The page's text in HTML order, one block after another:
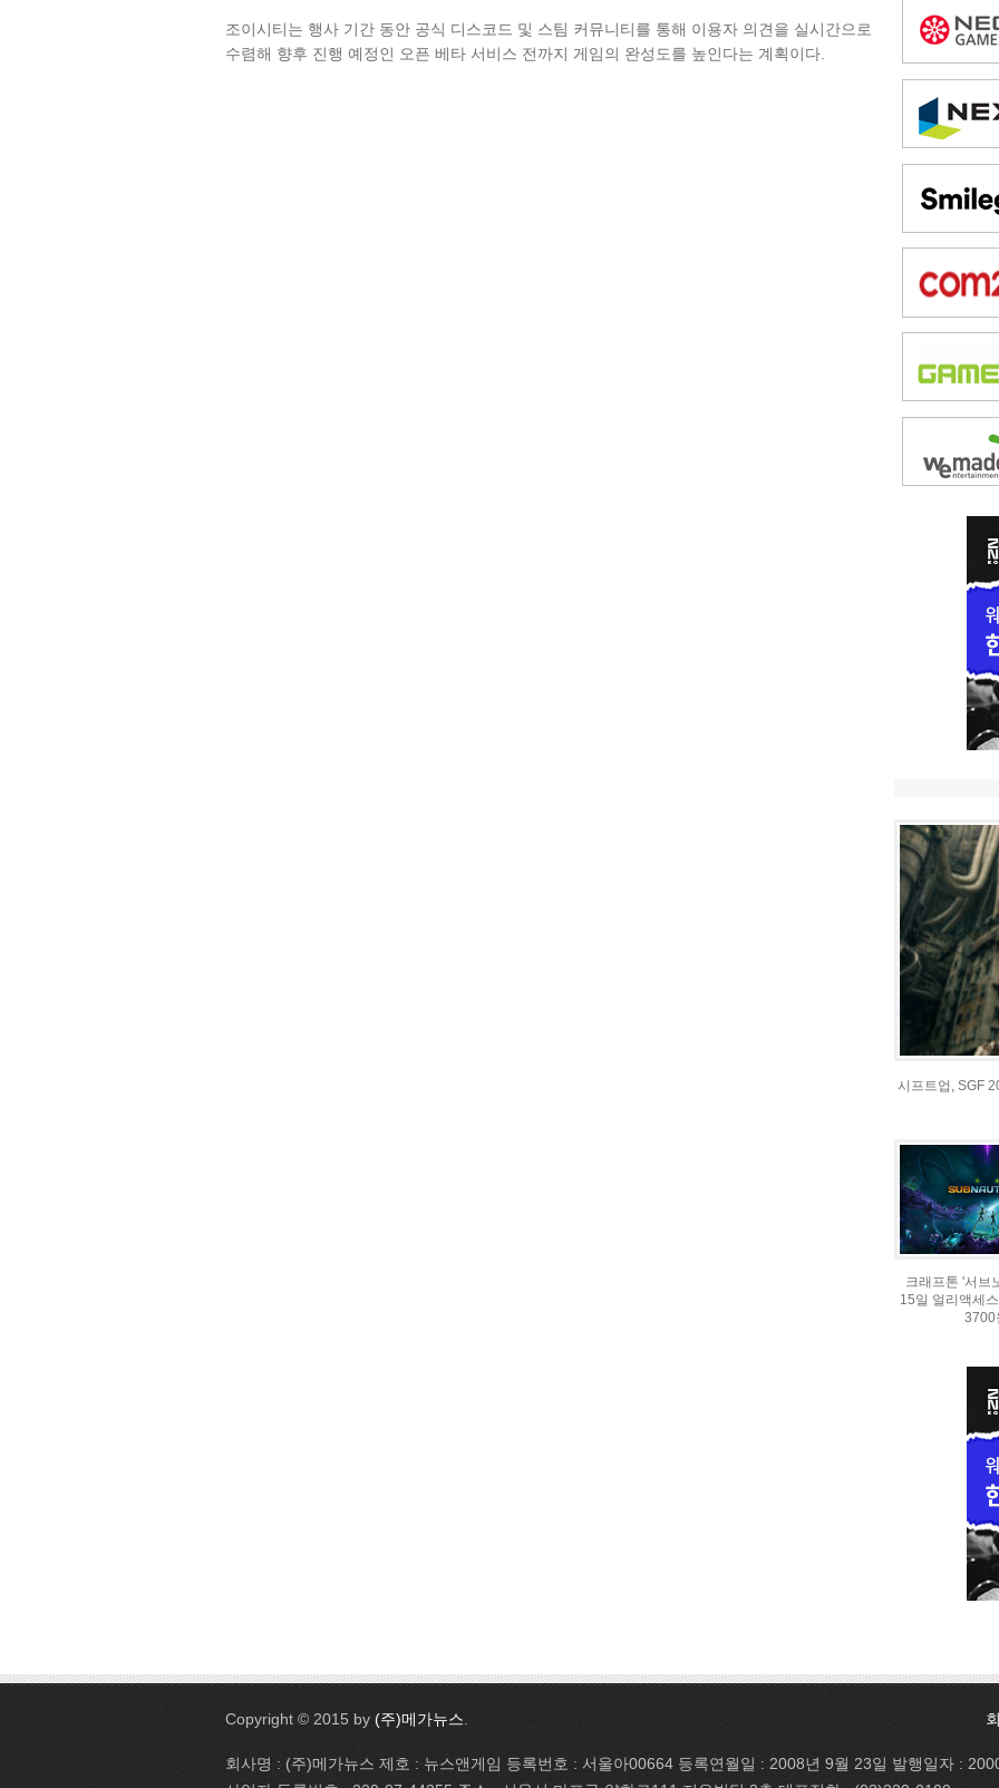
조이시티는 행사 기간 동안 공식 디스코드 및 스팀 커뮤니티를 통해 이용자 의견을 실시간으로
수렴해 향후 진행 예정인 오픈 베타 서비스 전까지 게임의 완성도를 높인다는 계획이다.
시프트업, SGF
크래프톤 '서브
15일 얼리액세
3700
Copyright © 2015 by (주)메가뉴스
회사명 : (주)메가뉴스 제호 : 뉴스앤게임 등록번호 : 서울아00664 등록연월일 : 2008년 9월 23일 발행일자 :